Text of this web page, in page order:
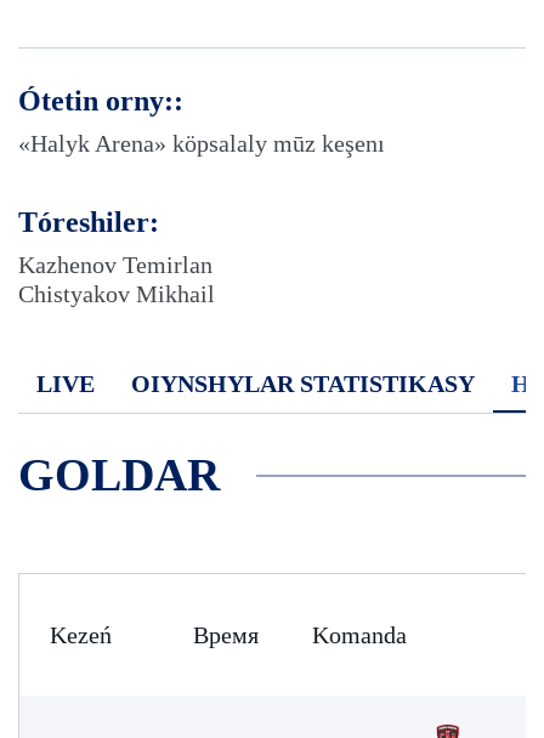
Ótetin orny::
«Halyk Arena» köpsalaly mūz keşenı
Tóreshiler:
Kazhenov Temirlan
Chistyakov Mikhail
LIVE OIYNSHYLAR STATISTIKASY
GOLDAR
Kezeń Время Komanda